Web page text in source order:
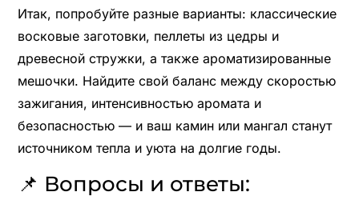
Итак, попробуйте разные варианты: классические
восковые заготовки, пеллеты из цедры и
древесной стружки, а также ароматизированные
мешочки. Найдите свой баланс между скоростью
зажигания, интенсивностью аромата и
безопасностью — и ваш камин или мангал станут
источником тепла и уюта на долгие годы.
📌 Вопросы и ответы: